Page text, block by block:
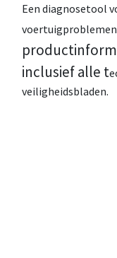
Een diagnosetool
inclusief alle t
veiligheidsbladen.